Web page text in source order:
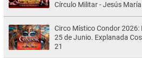
Círculo Militar - Jesús María
Circo Místico Condor 2026:
25 de Junio. Explanada
21